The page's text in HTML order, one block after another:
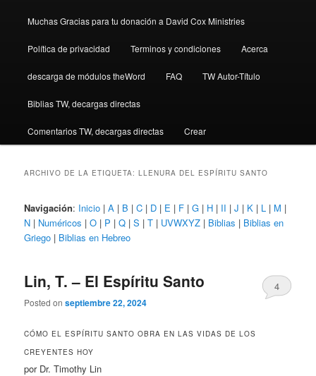
Muchas Gracias para tu donación a David Cox Ministries
Política de privacidad Terminos y condiciones Acerca
descarga de módulos theWord FAQ TW Autor-Título
Biblias TW, decargas directas
Comentarios TW, decargas directas Crear
ARCHIVO DE LA ETIQUETA:LLENURA DEL ESPÍRITU SANTO
Navigación: Inicio |A | B |C | D | E | F |G | H | II |J | K | L | M |
N | Numéricos |O | P |Q |S |T | UVWXYZ | Biblias | Biblias en
Griego | Biblias en Hebreo
Lin, T. – El Espíritu Santo
Posted onseptiembre 22, 2024
4
CÓMO EL ESPÍRITU SANTO OBRA EN LAS VIDAS DE LOS
CREYENTES HOY
por Dr. Timothy Lin